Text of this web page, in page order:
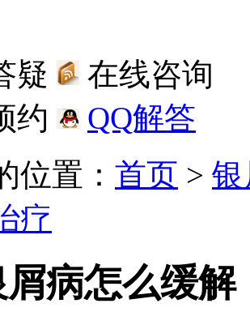
疑
在线咨询
约
QQ解答
位置： 首页 >
疗
病怎么缓解